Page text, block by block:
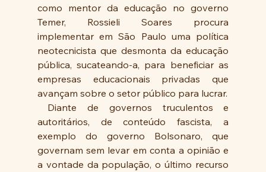
como mentor da educação no governo
Temer, Rossieli Soares procura
implementar em São Paulo uma política
neotecnicista que desmonta da educação
pública, sucateando-a, para beneficiar as
empresas educacionais privadas que
autoritários, de conteúdo fascista, a
exemplo do governo Bolsonaro, que
governam sem levar em conta a opinião e
a vontade da população, o último recurso